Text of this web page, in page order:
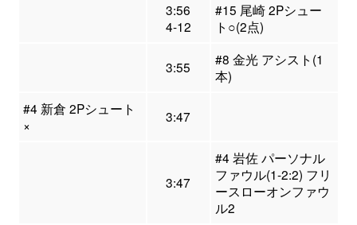
3:56
4-12
#15 尾崎 2Pシュー
ト○(2点)
3:55
#8 金光 アシスト(1
本)
#4 新倉 2Pシュート
×
3:47
3:47
#4 岩佐 パーソナル
ファウル(1-2:2) フリ
ースローオンファウ
ル2